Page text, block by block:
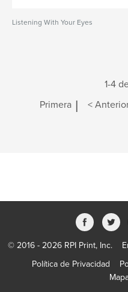
Listening With Your Eyes
1-4
Primera | <
© 2016 - 2026 RPI Print, Inc.
Política de Privacidad